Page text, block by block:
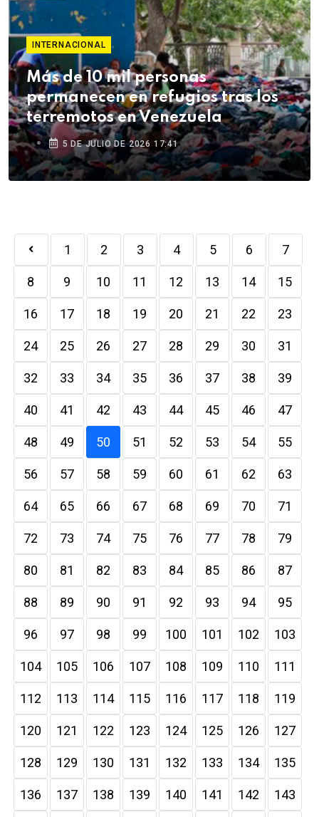
INTERNACIONAL
Más de 10 mil personas
permanecen en refugios tras los
terremotos en Venezuela
5 DE JULIO DE 2026 17:41
1 2 3 4 5 6 7
8 9 10 11 12 13 14 15
16 17 18 19 20 21 22 23
24 25 26 27 28 29 30 31
32 33 34 35 36 37 38 39
40 41 42 43 44 45 46 47
48 49 50 51 52 53 54 55
56 57 58 59 60 61 62 63
64 65 66 67 68 69 70 71
72 73 74 75 76 77 78 79
80 81 82 83 84 85 86 87
88 89 90 91 92 93 94 95
96 97 98 99 100 101 102 103
104 105 106 107 108 109 110 111
112 113 114 115 116 117 118 119
120 121 122 123 124 125 126 127
128 129 130 131 132 133 134 135
136 137 138 139 140 141 142 143